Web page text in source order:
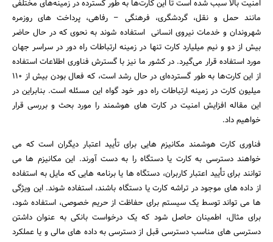
امنیت بالا سبب شده است تا این کارت‌ها به طور گسترده در زمینه‌های مختلفی
مانند حمل و نقل، گردشگری، فرهنگی – رفاهی، پرداخت های روزمره
شهروندان و خدمات نیروی انسانی استفاده شوند به نحوی که در حال حاضر
بیش از دو و نیم میلیارد کارت تنها در زمینه ارتباطات راه دور در سراسر جهان
مورد استفاده قرار می‌گیرد. در کشور ما نیز با گسترش فناوری اطلاعات استفاده
از این کارت‌ها به طور گسترده‌ای در حال رشد است، که فعال بودن بیش از 110
میلیون کارت در زمینه ارتباطات راه دور خود گواه این مسئله است. بنابراین در
این مقاله افزایش امنیت در کارت های هوشمند را مورد بحث و بررسی قرار
خواهیم داد.
فناوری کارت هوشمند مکانیزم هایی برای تأیید اعتبار دیگران است که می
خواهند دسترسی به کارت یا دستگاه را به دست آورند. این مکانیزم ها می
توانند برای تأیید اعتبار کاربران، دستگاه ها یا برنامه هایی که مایل به استفاده
از داده های موجود در تراشه کارت یا دستگاه باشند، استفاده شوند. این ویژگی
ها می تواند توسط یک سیستم برای حفاظت از حریم خصوصی، استفاده شود،
برای مثال، اطمینان حاصل شود که یک درخواست بانکی به عنوان داشتن
دسترسی های مناسب دسترسی قبل از دسترسی به داده های مالی و یا عملکرد